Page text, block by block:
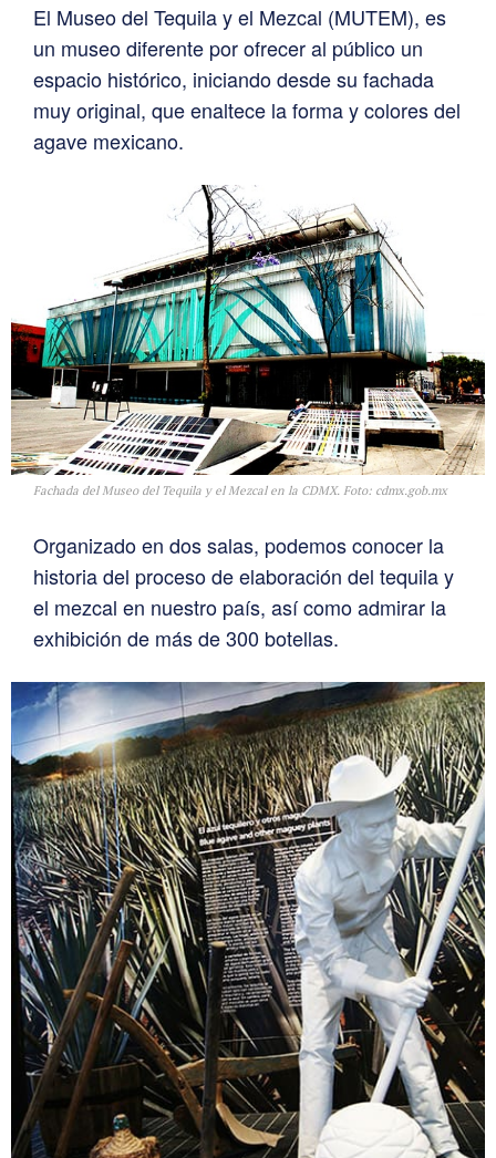
El Museo del Tequila y el Mezcal (MUTEM), es
un museo diferente por ofrecer al público un
espacio histórico, iniciando desde su fachada
muy original, que enaltece la forma y colores del
agave mexicano.
Fachada del Museo del Tequila y el Mezcal en la CDMX. Foto: cdmx.gob.mx
Organizado en dos salas, podemos conocer la
historia del proceso de elaboración del tequila y
el mezcal en nuestro país, así como admirar la
exhibición de más de 300 botellas.